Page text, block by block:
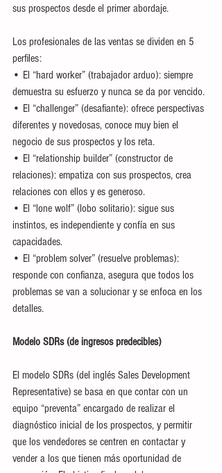
sus prospectos desde el primer abordaje.
Los profesionales de las ventas se dividen en 5
perfiles:
• El “hard worker” (trabajador arduo): siempre
demuestra su esfuerzo y nunca se da por vencido.
• El “challenger” (desafiante): ofrece perspectivas
diferentes y novedosas, conoce muy bien el
negocio de sus prospectos y los reta.
• El “relationship builder” (constructor de
relaciones): empatiza con sus prospectos, crea
relaciones con ellos y es generoso.
• El “lone wolf” (lobo solitario): sigue sus
instintos, es independiente y confía en sus
capacidades.
• El “problem solver” (resuelve problemas):
responde con confianza, asegura que todos los
problemas se van a solucionar y se enfoca en los
detalles.
Modelo SDRs (de ingresos predecibles)
El modelo SDRs (del inglés Sales Development
Representative) se basa en que contar con un
equipo “preventa” encargado de realizar el
diagnóstico inicial de los prospectos, y permitir
que los vendedores se centren en contactar y
vender a los que tienen más oportunidad de